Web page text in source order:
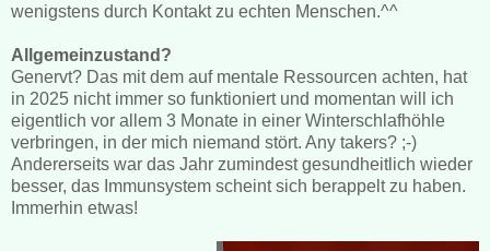
wenigstens durch Kontakt zu echten Menschen.^^
Allgemeinzustand?
Genervt? Das mit dem auf mentale Ressourcen achten, hat
in 2025 nicht immer so funktioniert und momentan will ich
eigentlich vor allem 3 Monate in einer Winterschlafhöhle
verbringen, in der mich niemand stört. Any takers? ;-)
Andererseits war das Jahr zumindest gesundheitlich wieder
besser, das Immunsystem scheint sich berappelt zu haben.
Immerhin etwas!